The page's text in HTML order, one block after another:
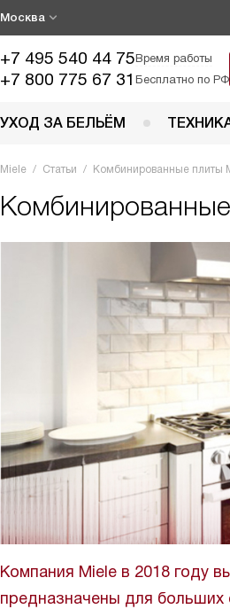
Москва
+7 495 540 44 75Время работы
+7 800 775 67 31 Бесплатно по РФ
УХОД ЗА БЕЛЬЁМ
Miele Статьи Комбинированные плиты
Компания Miele в 2018 году
предназначены для больших